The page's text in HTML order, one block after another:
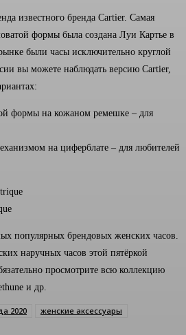
известного бренда Cartier. Самая
формы была создана Луи Картье в
были часы исключительно круглой
вы можете наблюдать версию Cartier,
формы на кожаном ремешке – для
на циферблате – для любителей
популярных брендовых женских часов.
наручных часов этой пятёркой
просмотрите всю коллекцию
и др.
2020
женские аксессуары